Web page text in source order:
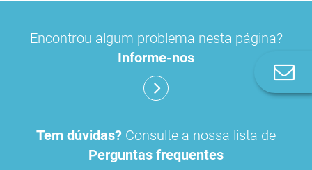
Encontrou algum problema nesta página?
Informe-nos
Tem dúvidas? Consulte a nossa lista de
Perguntas frequentes